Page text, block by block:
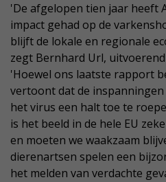
'De afgelopen tien jaar heeft
impact gehad op de
blijft de lokale en regionale
zegt Bernhard Url,
'Hoewel ons laatste rapport
vertoont dat de
het virus een halt toe te
is het beeld in de hele EU
en moeten we waakzaam
dierenartsen spelen een
het melden van verdachte